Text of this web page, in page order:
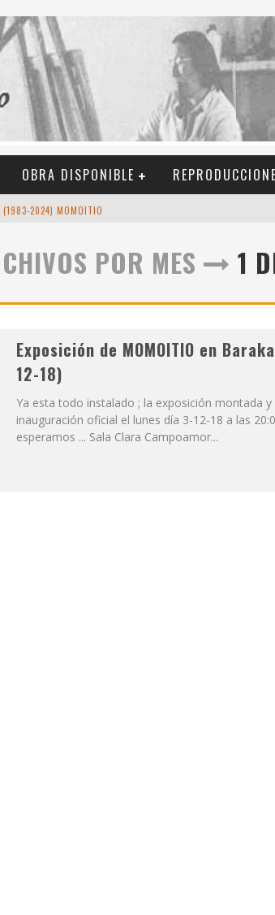
OBRA DISPONIBLE
(1983-2024) MOMOITIO
1974)
DE MOMOITIO
(1998 )
POR MES 1
Exposición de MOMOITIO en
12-18)
Ya esta todo instalado ; la exposición montada y
inauguración oficial el lunes día 3-12-18 a las
esperamos ... Sala Clara Campoamor...